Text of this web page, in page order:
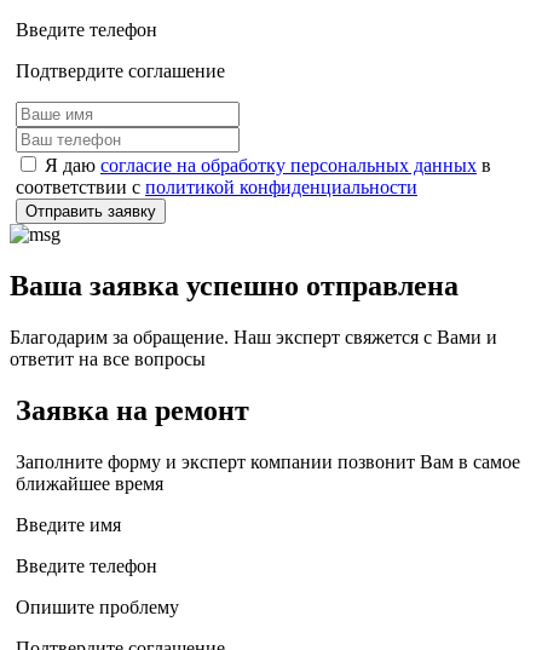
Введите телефон
Подтвердите соглашение
Я даю согласие на обработку персональных данных в
соответствии с политикой конфиденциальности
Отправить заявку
Ваша заявка успешно отправлена
Благодарим за обращение. Наш эксперт свяжется с Вами и
ответит на все вопросы
Заявка на ремонт
Заполните форму и эксперт компании позвонит Вам в самое
ближайшее время
Введите имя
Введите телефон
Опишите проблему